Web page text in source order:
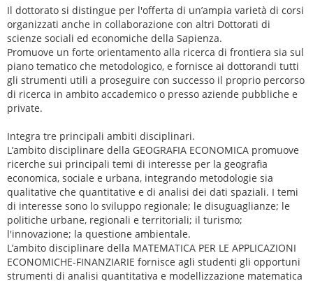
Il dottorato si distingue per l'offerta di un’ampia varietà di corsi
organizzati anche in collaborazione con altri Dottorati di
scienze sociali ed economiche della Sapienza.
Promuove un forte orientamento alla ricerca di frontiera sia sul
piano tematico che metodologico, e fornisce ai dottorandi tutti
gli strumenti utili a proseguire con successo il proprio percorso
di ricerca in ambito accademico o presso aziende pubbliche e
private.
Integra tre principali ambiti disciplinari.
L’ambito disciplinare della GEOGRAFIA ECONOMICA promuove
ricerche sui principali temi di interesse per la geografia
economica, sociale e urbana, integrando metodologie sia
qualitative che quantitative e di analisi dei dati spaziali. I temi
di interesse sono lo sviluppo regionale; le disuguaglianze; le
politiche urbane, regionali e territoriali; il turismo;
l'innovazione; la questione ambientale.
L’ambito disciplinare della MATEMATICA PER LE APPLICAZIONI
ECONOMICHE-FINANZIARIE fornisce agli studenti gli opportuni
strumenti di analisi quantitativa e modellizzazione matematica